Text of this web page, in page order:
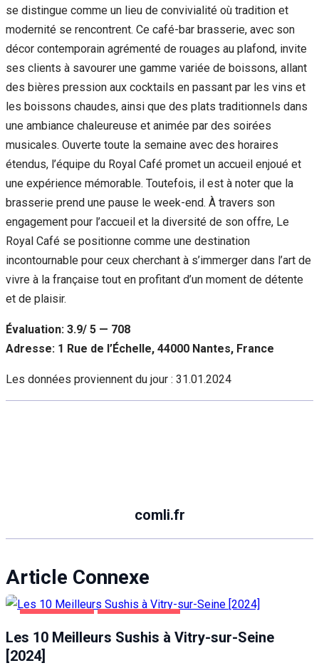
se distingue comme un lieu de convivialité où tradition et
modernité se rencontrent. Ce café-bar brasserie, avec son
décor contemporain agrémenté de rouages au plafond, invite
ses clients à savourer une gamme variée de boissons, allant
des bières pression aux cocktails en passant par les vins et
les boissons chaudes, ainsi que des plats traditionnels dans
une ambiance chaleureuse et animée par des soirées
musicales. Ouverte toute la semaine avec des horaires
étendus, l’équipe du Royal Café promet un accueil enjoué et
une expérience mémorable. Toutefois, il est à noter que la
brasserie prend une pause le week-end. À travers son
engagement pour l’accueil et la diversité de son offre, Le
Royal Café se positionne comme une destination
incontournable pour ceux cherchant à s’immerger dans l’art de
vivre à la française tout en profitant d’un moment de détente
et de plaisir.
Évaluation: 3.9/ 5 — 708
Adresse: 1 Rue de l’Échelle, 44000 Nantes, France
Les données proviennent du jour : 31.01.2024
comli.fr
Article Connexe
Les 10 Meilleurs Sushis à Vitry-sur-Seine
[2024]